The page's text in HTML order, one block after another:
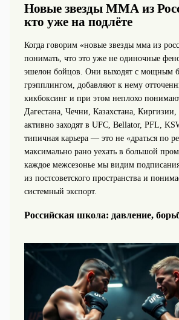
Новые звезды ММА из
кто уже на подлёте
Когда говорим «новые звезды мма из
понимать, что это уже не одиночные
эшелон бойцов. Они выходят с мощным
грэпплингом, добавляют к нему
кикбоксинг и при этом неплохо
Дагестана, Чечни, Казахстана, Киргизии,
активно заходят в UFC, Bellator, PFL,
типичная карьера — это не «драться по
максимально рано уехать в большой
каждое межсезонье мы видим
из постсоветского пространства и
системный экспорт.
Российская школа: давление,